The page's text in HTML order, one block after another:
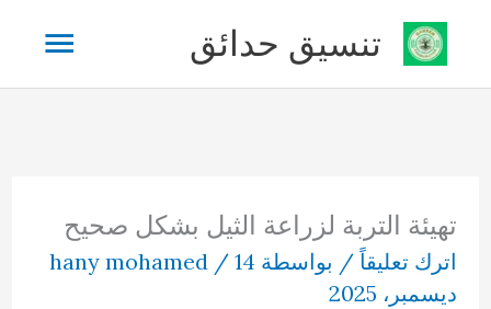
تخطي
المحتوى
تنسيق حدائق
تهيئة التربة لزراعة الثيل بشكل صحيح
اترك تعليقاً / بواسطة hany mohamed /14
ديسمبر، 2025